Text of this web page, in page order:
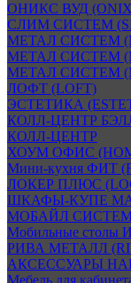
ОНИКС ВУД (ONIX
СЛИМ СИСТЕМ
МЕТАЛ СИСТЕМ
МЕТАЛ СИСТЕМ
МЕТАЛ СИСТЕМ
ЛОФТ (LOFT)
ЭСТЕТИКА
КОЛЛ-ЦЕНТР
КОЛЛ-ЦЕНТР
ХОУМ ОФИС
Мини-кухня ФИТ
ЛОКЕР ПЛЮС
ШКАФЫ-КУПЕ
МОБАЙЛ СИСТЕМ
Мобильные
РИВА МЕТАЛЛ
АКСЕССУАРЫ